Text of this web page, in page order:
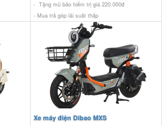
- Tặng mũ bảo hiểm trị giá 220.000đ
- Mua trả góp lãi suất thấp
Xe máy điện Dibao MXS